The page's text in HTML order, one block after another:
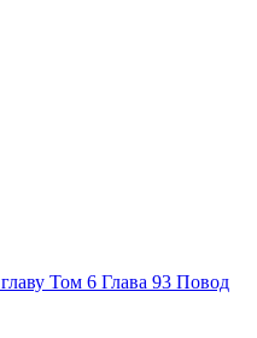
Том 6 Глава 93 Повод